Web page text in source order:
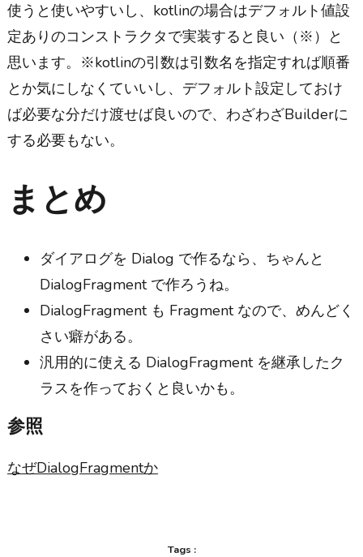
使うと使いやすいし、kotlinの場合はデフォルト値設
定ありのコンストラクタで実装すると良い（※）と
思います。※kotlinの引数は引数名を指定すれば順番
とか気にしなくていいし、デフォルト設定しておけ
ば必要な分だけ渡せば良いので、わざわざBuilderに
する必要もない。
まとめ
ダイアログを Dialog で作るなら、ちゃんと
DialogFragment で作ろうね。
DialogFragment も Fragment なので、めんどく
さい癖がある。
汎用的に使える DialogFragment を継承したク
ラスを作っておくと良いかも。
参照
なぜDialogFragmentか
Tags :